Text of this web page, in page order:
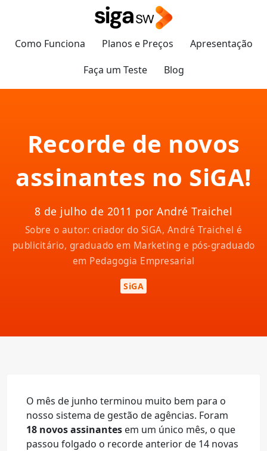
Como Funciona Planos e Preços
Apresentação
Faça um Teste
Blog
Recorde de novos
assinantes no SiGA!
8 de julho de 2011 por André Traichel
Sobre o autor: criador do SiGA, André Traichel é
publicitário, graduado em Marketing e pós-graduado
em Pedagogia Empresarial
SiGA
O mês de junho terminou muito bem para o
nosso sistema de gestão de agências. Foram
18 novos assinantes em um único mês, o que
passou folgado o recorde anterior de 14 novas